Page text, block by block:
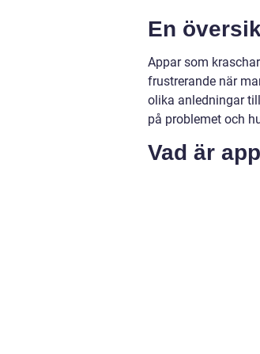
En
Appar som
frustrerande när
olika anledningar
på problemet och
Vad är